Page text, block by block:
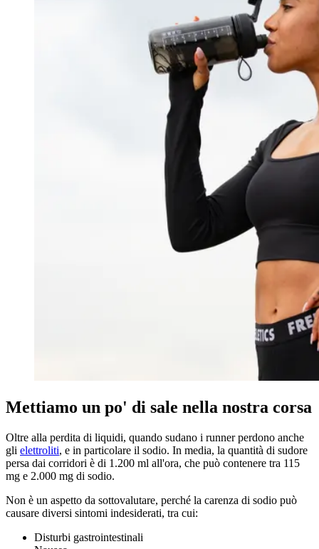
Mettiamo un po' di sale nella nostra corsa
Oltre alla perdita di liquidi, quando sudano i runner perdono anche
gli elettroliti, e in particolare il sodio. In media, la quantità di sudore
persa dai corridori è di 1.200 ml all'ora, che può contenere tra 115
mg e 2.000 mg di sodio.
Non è un aspetto da sottovalutare, perché la carenza di sodio può
causare diversi sintomi indesiderati, tra cui:
Disturbi gastrointestinali